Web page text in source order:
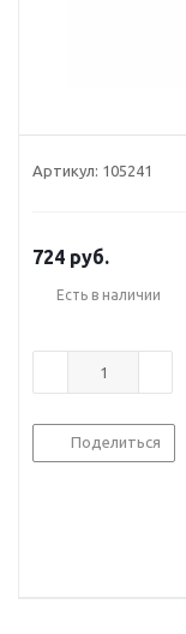
Артикул: 105241
724 руб.
Есть в наличии
Поделиться